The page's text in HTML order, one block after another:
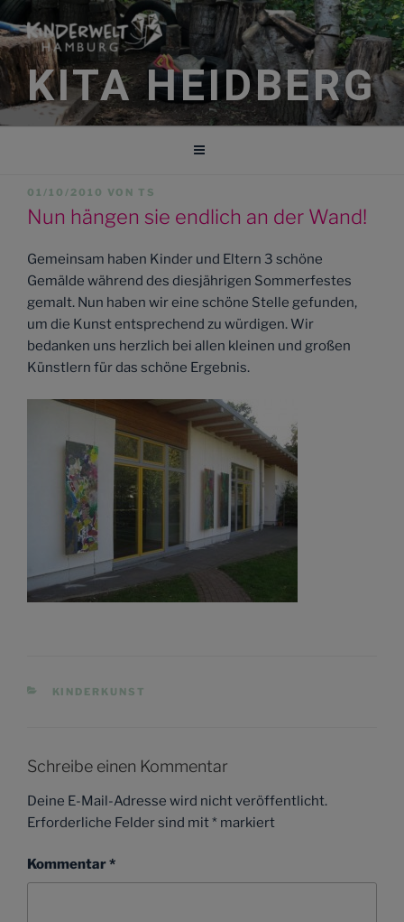
Zum
Inhalt
springen
KITA HEIDBERG
VERÖFFENTLICHT
AM
01/10/2010 VON TS
Nun hängen sie endlich an der Wand!
Gemeinsam haben Kinder und Eltern 3 schöne
Gemälde während des diesjährigen Sommerfestes
gemalt. Nun haben wir eine schöne Stelle gefunden,
um die Kunst entsprechend zu würdigen. Wir
bedanken uns herzlich bei allen kleinen und großen
Künstlern für das schöne Ergebnis.
KATEGORIEN
KINDERKUNST
Schreibe einen Kommentar
Deine E-Mail-Adresse wird nicht veröffentlicht.
Erforderliche Felder sind mit* markiert
Kommentar*